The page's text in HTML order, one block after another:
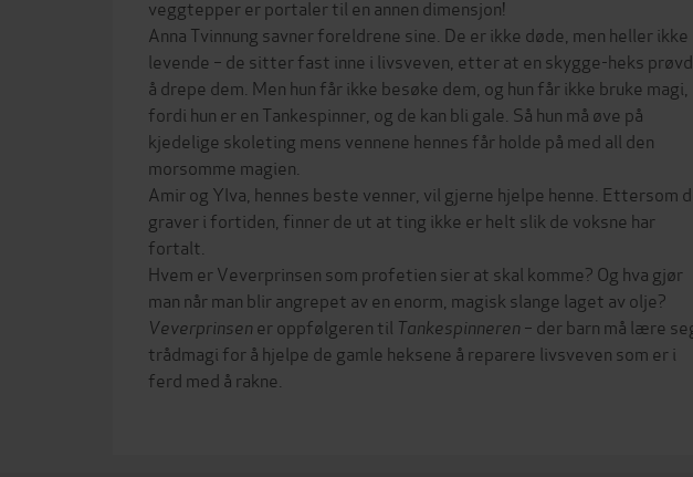
veggtepper er portaler til en annen dimensjon!
Anna Tvinnung savner foreldrene sine. De er ikke døde, men heller ikke
levende – de sitter fast inne i livsveven, etter at en skygge-heks
å drepe dem. Men hun får ikke besøke dem, og hun får ikke bruke magi,
fordi hun er en Tankespinner, og de kan bli gale. Så hun må øve på
kjedelige skoleting mens vennene hennes får holde på med all den
morsomme magien.
Amir og Ylva, hennes beste venner, vil gjerne hjelpe henne. Ettersom
graver i fortiden, finner de ut at ting ikke er helt slik de voksne har
fortalt.
Hvem er Veverprinsen som profetien sier at skal komme? Og hva gjør
man når man blir angrepet av en enorm, magisk slange laget av olje?
Veverprinsen er oppfølgeren til Tankespinneren – der barn må lære
trådmagi for å hjelpe de gamle heksene å reparere livsveven som er i
ferd med å rakne.